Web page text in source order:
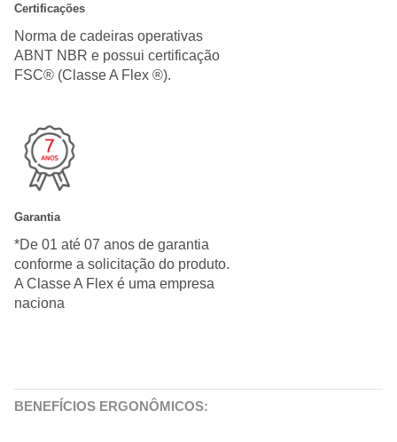
Certificações
Norma de cadeiras operativas
ABNT NBR e possui certificação
FSC® (Classe A Flex ®).
Garantia
*De 01 até 07 anos de garantia
conforme a solicitação do produto.
A Classe A Flex é uma empresa
naciona
BENEFÍCIOS ERGONÔMICOS: